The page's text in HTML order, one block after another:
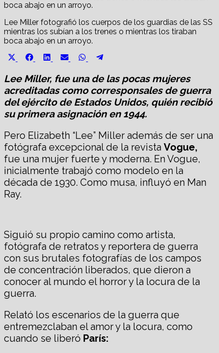
Lee Miller fotografió los cuerpos de los guardias de las SS
mientras los subían a los trenes o mientras los tiraban
boca abajo en un arroyo.
Share
Share
Facebook
Share
LinkedIn
Share
Email
Share
WhatsApp
Lee Miller, fue una de las pocas mujeres
acreditadas como corresponsales de guerra
del ejército de Estados Unidos, quién recibió
su primera asignación en 1944.
Pero Elizabeth “Lee” Miller además de ser una
fotógrafa excepcional de la revista Vogue,
fue una mujer fuerte y moderna. En Vogue,
inicialmente trabajó como modelo en la
década de 1930. Como musa, influyó en Man
Ray.
Siguió su propio camino como artista,
fotógrafa de retratos y reportera de guerra
con sus brutales fotografías de los campos
de concentración liberados, que dieron a
conocer al mundo el horror y la locura de la
guerra.
Relató los escenarios de la guerra que
entremezclaban el amor y la locura, como
cuando se liberó París: